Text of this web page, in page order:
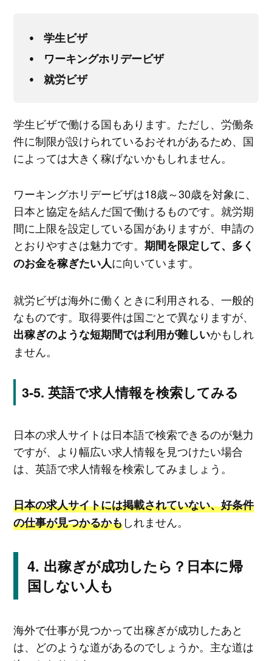
学生ビザ
ワーキングホリデービザ
就労ビザ
学生ビザで働ける国もあります。ただし、労働条
件に制限が設けられているおそれがあるため、国
によっては大きく稼げないかもしれません。
ワーキングホリデービザは18歳～30歳を対象に、
日本と協定を結んだ国で働けるものです。就労期
間に上限を設定している国がありますが、申請の
とおりやすさは魅力です。 期間を限定して、多く
のお金を稼ぎたい人に向いています。
就労ビザは海外に働くときに利用される、一般的
なものです。取得要件は国ごとで異なりますが、
出稼ぎのような短期間では利用が難しいかもしれ
ません。
英語で求人情報を検索してみる
日本の求人サイトは日本語で検索できるのが魅力
ですが、より幅広い求人情報を見つけたい場合
は、英語で求人情報を検索してみましょう。
日本の求人サイトには掲載されていない、好条件
の仕事が見つかるかもしれません。
出稼ぎが成功したら？日本に帰
国しない人も
海外で仕事が見つかって出稼ぎが成功したあと
は、どのような道があるのでしょうか。主な道は